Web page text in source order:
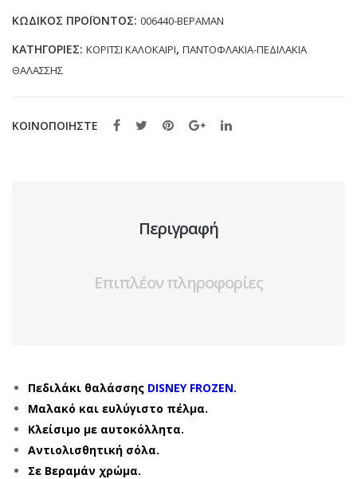
(24-
ποσότητα
ΚΩΔΙΚΌΣ ΠΡΟΪΌΝΤΟΣ: 006440-ΒΕΡΑΜΑΝ
ΚΑΤΗΓΟΡΊΕΣ: ΚΟΡΙΤΣΙ ΚΑΛΟΚΑΙΡΙ, ΠΑΝΤΟΦΛΑΚΙΑ-ΠΕΔΙΛΑΚΙΑ
ΘΑΛΑΣΣΗΣ
ΚΟΙΝΟΠΟΙΗΣΤΕ
Περιγραφή
Επιπλέον πληροφορίες
Πεδιλάκι θαλάσσης DISNEY FROZEN.
Μαλακό και ευλύγιστο πέλμα.
Κλείσιμο με αυτοκόλλητα.
Αντιολισθητική σόλα.
Σε Βεραμάν χρώμα.